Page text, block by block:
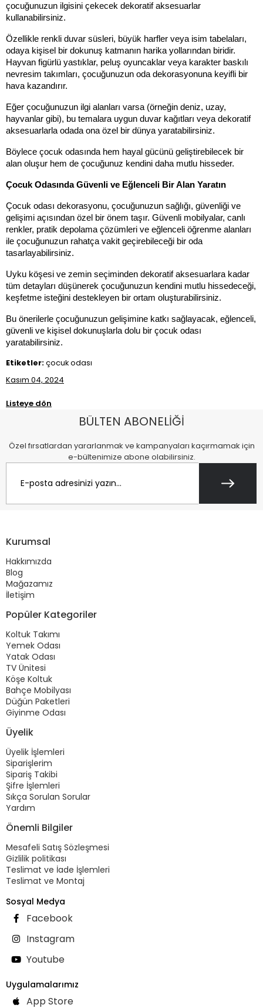
çocuğunuzun ilgisini çekecek dekoratif aksesuarlar
kullanabilirsiniz.
Özellikle renkli duvar süsleri, büyük harfler veya isim tabelaları,
odaya kişisel bir dokunuş katmanın harika yollarından biridir.
Hayvan figürlü yastıklar, peluş oyuncaklar veya karakter baskılı
nevresim takımları, çocuğunuzun oda dekorasyonuna keyifli bir
hava kazandırır.
Eğer çocuğunuzun ilgi alanları varsa (örneğin deniz, uzay,
hayvanlar gibi), bu temalara uygun duvar kağıtları veya dekoratif
aksesuarlarla odada ona özel bir dünya yaratabilirsiniz.
Böylece çocuk odasında hem hayal gücünü geliştirebilecek bir
alan oluşur hem de çocuğunuz kendini daha mutlu hisseder.
Çocuk Odasında Güvenli ve Eğlenceli Bir Alan Yaratın
Çocuk odası dekorasyonu, çocuğunuzun sağlığı, güvenliği ve
gelişimi açısından özel bir önem taşır. Güvenli mobilyalar, canlı
renkler, pratik depolama çözümleri ve eğlenceli öğrenme alanları
ile çocuğunuzun rahatça vakit geçirebileceği bir oda
tasarlayabilirsiniz.
Uyku köşesi ve zemin seçiminden dekoratif aksesuarlara kadar
tüm detayları düşünerek çocuğunuzun kendini mutlu hissedeceği,
keşfetme isteğini destekleyen bir ortam oluşturabilirsiniz.
Bu önerilerle çocuğunuzun gelişimine katkı sağlayacak, eğlenceli,
güvenli ve kişisel dokunuşlarla dolu bir çocuk odası
yaratabilirsiniz.
Etiketler:çocuk odası
Kasım 04, 2024
Listeye dön
BÜLTEN ABONELİĞİ
Özel fırsatlardan yararlanmak ve kampanyaları kaçırmamak için
e-bültenimize abone olabilirsiniz.
Kurumsal
Hakkımızda
Blog
Mağazamız
İletişim
Popüler Kategoriler
Koltuk Takımı
Yemek Odası
Yatak Odası
TV Ünitesi
Köşe Koltuk
Bahçe Mobilyası
Düğün Paketleri
Giyinme Odası
Üyelik
Üyelik İşlemleri
Siparişlerim
Sipariş Takibi
Şifre İşlemleri
Sıkça Sorulan Sorular
Yardım
Önemli Bilgiler
Mesafeli Satış Sözleşmesi
Gizlilik politikası
Teslimat ve İade İşlemleri
Teslimat ve Montaj
Sosyal Medya
Facebook
Instagram
Youtube
Uygulamalarımız
App Store